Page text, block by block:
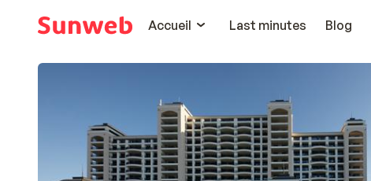
Accueil
Last minutes Blog